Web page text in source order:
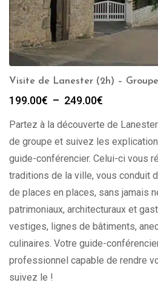
Visite de Lanester (2h) –
199.00€ – 249.00€
prix :
199.00€
à
249.00€
Partez à la découverte de
de groupe et suivez les
guide-conférencier. Celui-ci vous
traditions de la ville, vous conduit
de places en places, sans jamais
patrimoniaux, architecturaux et
vestiges, lignes de bâtiments,
culinaires. Votre guide-
professionnel capable de rendre
suivez le !